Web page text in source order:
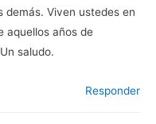
demás. Viven ustedes en
aquellos años de
saludo.
Responder